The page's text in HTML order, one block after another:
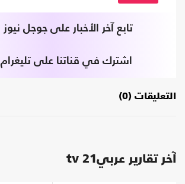
تابع آخر الأخبار على جوجل نيوز
اشترك في قناتنا على تليغرام
التعليقات (0)
آخر تقارير عربي21 tv